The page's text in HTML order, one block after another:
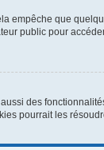
que
public pour
des
pourrait les